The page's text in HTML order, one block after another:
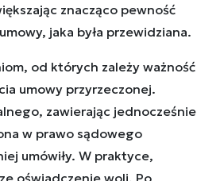
znacząco pewność
jaka była przewidziana.
od których zależy ważność
umowy przyrzeczonej.
zawierając jednocześnie
w prawo sądowego
umówiły. W praktyce,
oświadczenie woli. Po